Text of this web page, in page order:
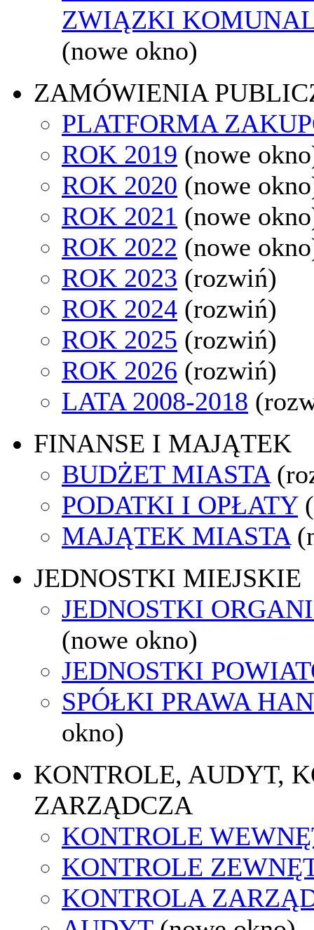
ZWIĄZKI
(nowe okno)
ZAMÓWIENIA
PLATFORMA
ROK 2019 (nowe
ROK 2020 (nowe
ROK 2021 (nowe
ROK 2022 (nowe
ROK 2023 (rozwiń)
ROK 2024 (rozwiń)
ROK 2025 (rozwiń)
ROK 2026 (rozwiń)
LATA 2008-2018
FINANSE I MAJĄTEK
BUDŻET MIASTA
PODATKI I OPŁATY
MAJĄTEK MIASTA
JEDNOSTKI MIEJSKIE
JEDNOSTKI
(nowe okno)
JEDNOSTKI
SPÓŁKI PRAWA
okno)
KONTROLE, AUDYT,
ZARZĄDCZA
KONTROLE
KONTROLE
KONTROLA